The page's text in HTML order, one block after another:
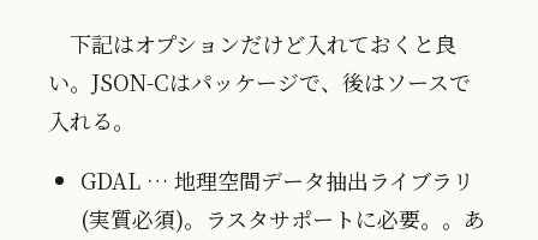
下記はオプションだけど入れておくと良
い。JSON-Cはパッケージで、後はソースで
入れる。
GDAL … 地理空間データ抽出ライブラリ
(実質必須)。ラスタサポートに必要。。あ